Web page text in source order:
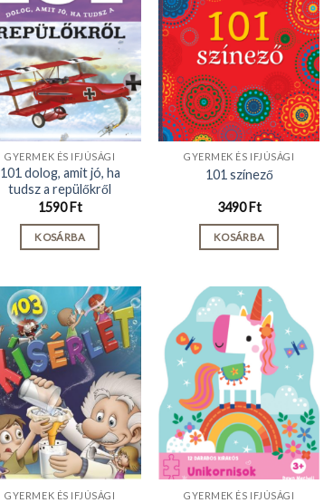
GYERMEK ÉS IFJÚSÁGI
101 dolog, amit jó, ha
tudsz a repülőkről
1590Ft
KOSÁRBA
GYERMEK ÉS IFJÚSÁGI
101 színező
3490Ft
KOSÁRBA
GYERMEK ÉS IFJÚSÁGI GYERMEK ÉS IFJÚSÁGI